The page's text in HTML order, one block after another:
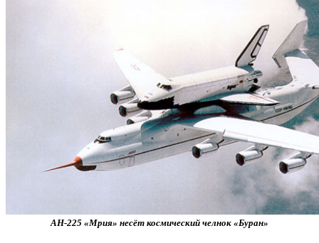
АН-225 «Мрия» несёт космический челнок «Буран»